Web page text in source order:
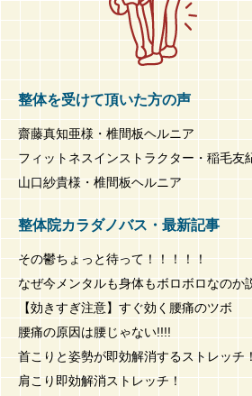
整体を受けて頂いた方の声
齋藤真知亜様・椎間板ヘルニア
フィットネスインストラクター・稲毛友
山口紗貴様・椎間板ヘルニア
整体院カラダノバス・最新記事
その鬱ちょっと待って！！！！！
なぜ今メンタルも身体もボロボロなのか
【効きすぎ注意】すぐ効く腰痛のツボ
腰痛の原因は腰じゃない!!!!
首こりと姿勢が即効解消するストレッチ
肩こり即効解消ストレッチ！